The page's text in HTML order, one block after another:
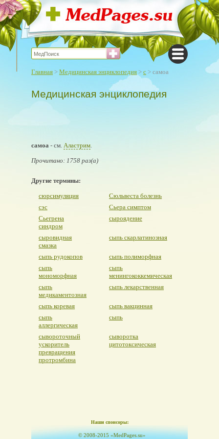
Главная > Медицинская энциклопедия > с > самоа
Медицинская энциклопедия
самоа - см. Аластрим.
Прочитано: 1758 раз(а)
Другие термины:
сюрсимуляция
Сюльвеста болезнь
сэс
Сьера симптом
Сьегрена
синдром
сыроядение
сыровидная
смазка
сыпь скарлатинозная
сыпь рудокопов
сыпь полиморфная
сыпь
мономорфная
сыпь
менингококкемическая
сыпь
медикаментозная
сыпь лекарственная
сыпь коревая
сыпь вакцинная
сыпь
аллергическая
сыпь
сывороточный
ускоритель
превращения
протромбина
сыворотка
цитотоксическая
Наши спонсоры:
© 2008-2015 «MedPages.su»